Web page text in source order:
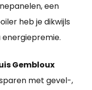
een
heb je dikwijls
Gembloux
met gevel-,